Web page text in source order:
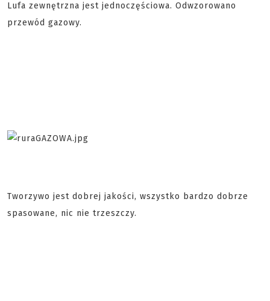
Lufa zewnętrzna jest jednoczęściowa. Odwzorowano
przewód gazowy.
Tworzywo jest dobrej jakości, wszystko bardzo dobrze
spasowane, nic nie trzeszczy.